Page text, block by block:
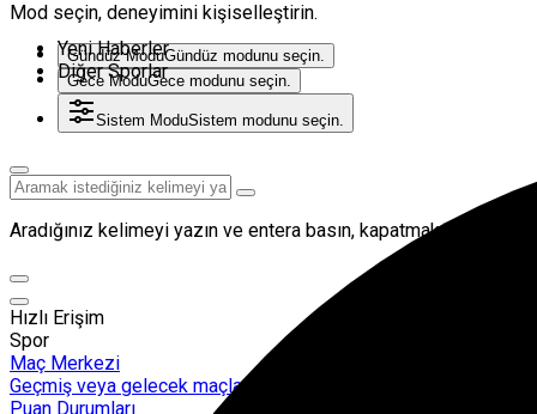
Mod seçin, deneyimini kişiselleştirin.
Gündüz ModuGündüz modunu seçin.
Gece ModuGece modunu seçin.
Sistem ModuSistem modunu seçin.
Aradığınız kelimeyi yazın ve entera basın, kapatmak için esc
Hızlı Erişim
Spor
Maç Merkezi
Geçmiş veya gelecek maçları yakından takip edebilirsiniz.
Puan Durumları
Yeni Haberler
Diğer Sporlar